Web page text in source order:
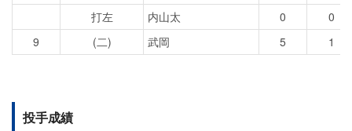
打左
内山太 0
0
9
(二) 武岡 5 1
投手成績